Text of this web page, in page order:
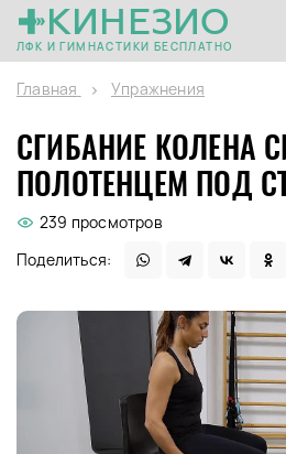
КИНЕЗИО
ЛФК И ГИМНАСТИКИ БЕСПЛАТНО
Главная Упражнения
СГИБАНИЕ КОЛЕНА
ПОЛОТЕНЦЕМ ПОД
239 просмотров
Поделиться: